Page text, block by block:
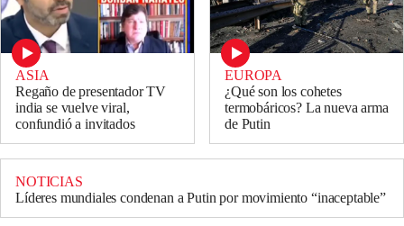
ASIA
Regaño de presentador TV
india se vuelve viral,
confundió a invitados
EUROPA
¿Qué son los cohetes
termobáricos? La nueva arma
de Putin
NOTICIAS
Líderes mundiales condenan a Putin por movimiento “inaceptable”